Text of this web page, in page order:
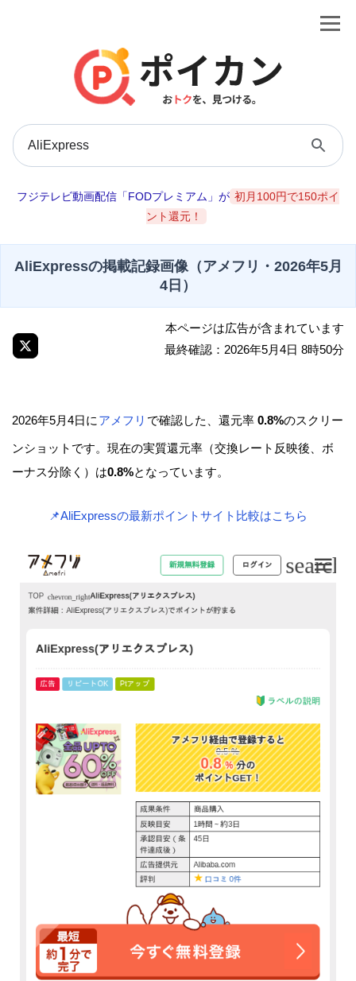
フジテレビ動画配信「FODプレミアム」が 初月100円で150ポイ
ント還元！
AliExpressの掲載記録画像（アメフリ・2026年5月
4日）
本ページは広告が含まれています
最終確認：2026年5月4日 8時50分
2026年5月4日に アメフリ で確認した、還元率 0.8%のスクリー
ンショットです。現在の実質還元率（交換レート反映後、ボ
ーナス分除く）は0.8%となっています。
📌AliExpressの最新ポイントサイト比較はこちら